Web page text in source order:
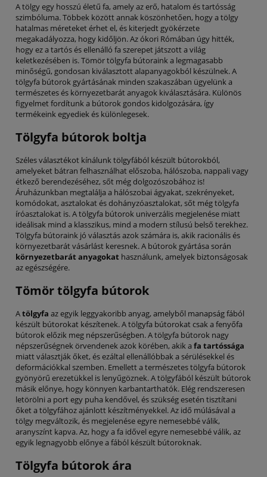
A tölgy egy hosszú életű fa, amely az erő, hatalom és tartósság
szimbóluma. Többek között annak köszönhetően, hogy a tölgy
hatalmas méreteket érhet el, és kiterjedt gyökérzete
megakadályozza, hogy kidőljön. Az ókori Rómában úgy hitték,
hogy ez a tartós és ellenálló fa szerepet játszott a világ
keletkezésében is. Tömör tölgyfa bútoraink a legmagasabb
minőségű, gondosan kiválasztott alapanyagokból készülnek. A
tölgyfa bútorok gyártásának minden szakaszában ügyelünk a
természetes és környezetbarát anyagok kiválasztására. Különös
figyelmet fordítunk a bútorok gondos kidolgozására, így
termékeink egyediek és különlegesek.
Tölgyfa bútorok boltja
Széles választékot kínálunk tölgyfából készült bútorokból,
amelyeket bátran felhasználhat előszoba, hálószoba, nappali vagy
étkező berendezéséhez, sőt még dolgozószobához is!
Áruházunkban megtalálja a hálószobai ágyakat, szekrényeket,
komódokat, asztalokat és dohányzóasztalokat, sőt még tölgyfa
íróasztalokat is. A tölgyfa bútorok univerzális megjelenése miatt
ideálisak mind a klasszikus, mind a modern stílusú belső terekhez.
Tölgyfa bútoraink jó választás azok számára is, akik racionális és
környezetbarát vásárlást keresnek. A bútorok gyártása során
környezetbarát anyagokat használunk, amelyek biztonságosak
az egészségére.
Tömör tölgyfa bútorok
Atölgyfa az egyik leggyakoribb anyag, amelyből manapság fából
készült bútorokat készítenek. A tölgyfa bútorokat csak a fenyőfa
bútorok előzik meg népszerűségben. A tölgyfa bútorok nagy
népszerűségnek örvendenek azok körében, akik a fa tartóssága
miatt választják őket, és ezáltal ellenállóbbak a sérülésekkel és
deformációkkal szemben. Emellett a természetes tölgyfa bútorok
gyönyörű erezetükkel is lenyűgöznek. A tölgyfából készült bútorok
másik előnye, hogy könnyen karbantarthatók. Elég rendszeresen
letörölni a port egy puha kendővel, és szükség esetén tisztítani
őket a tölgyfához ajánlott készítményekkel. Az idő múlásával a
tölgy megváltozik, és megjelenése egyre nemesebbé válik,
aranyszínt kapva. Az, hogy a fa idővel egyre nemesebbé válik, az
egyik legnagyobb előnye a fából készült bútoroknak.
Tölgyfa bútorok ára